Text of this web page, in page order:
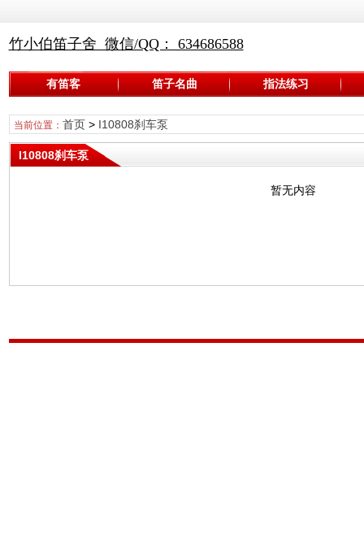
竹小伯笛子舍 微信/QQ： 634686588
有笛客 笛子名曲 指法练习
当前位置： 首页> I10808刹车泵
I10808刹车泵
暂无内容